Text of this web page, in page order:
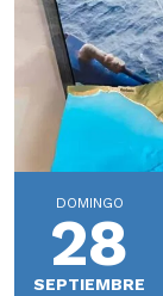
DOMINGO
28
SEPTIEMBRE